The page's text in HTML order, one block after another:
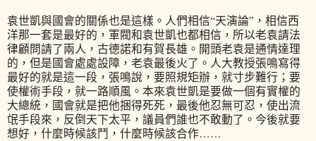
袁世凱與國會的關係也是這樣。人們相信“天演論”，相信西
洋那一套是最好的，軍閥和袁世凱也都相信，所以老袁請法
律顧問請了兩人，古德諾和有賀長雄。開頭老袁是通情達理
的，但是國會處處設障，老袁最後火了。人大教授張鳴寫得
最好的就是這一段，張鳴說，要照規矩辦，就寸步難行；要
使權術手段，就一路順風。本來袁世凱是要做一個有實權的
大總統，國會就是把他捆得死死，最後他忍無可忍，使出流
氓手段來，反倒天下太平，議員們誰也不敢動了。今後就要
想好，什麼時候該鬥，什麼時候該合作……